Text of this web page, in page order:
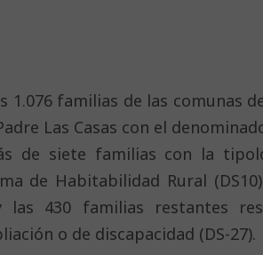
familias de las comunas
Las Casas con el
de siete familias con la
de Habitabilidad Rural
las 430 familias restantes
o de discapacidad (DS-27).